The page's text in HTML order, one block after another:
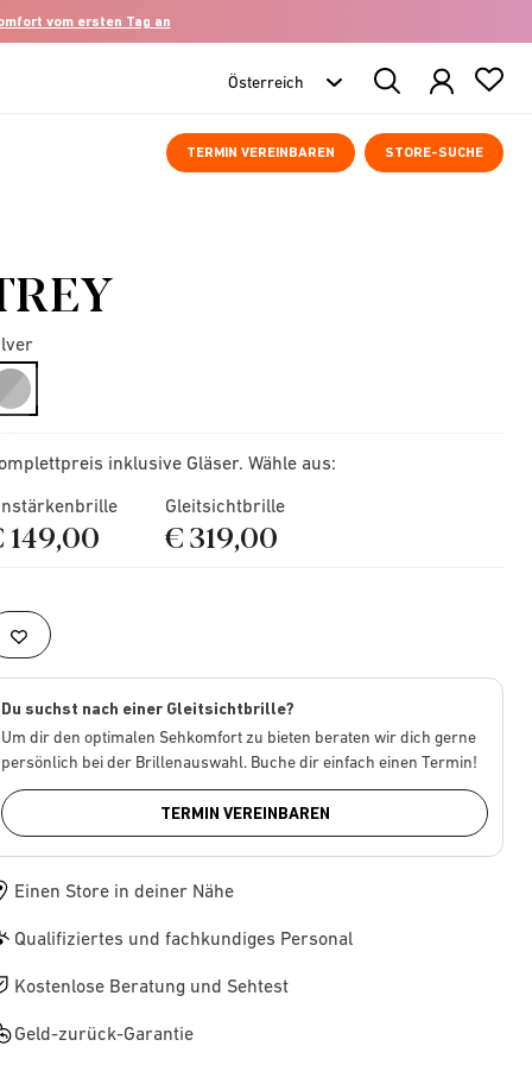
vom ersten Tag an
Search
Products
TERMIN VEREINBAREN STORE-SUCHE
selected
inklusive Gläser. Wähle aus:
149,00
Gleitsichtbrille
€ 319,00
Du suchst nach einer Gleitsichtbrille?
Um dir den optimalen Sehkomfort zu bieten beraten wir dich gerne
persönlich bei der Brillenauswahl. Buche dir einfach einen Termin!
TERMIN VEREINBAREN
Einen Store in deiner Nähe
Qualifiziertes und fachkundiges Personal
Kostenlose Beratung und Sehtest
Geld-zurück-Garantie